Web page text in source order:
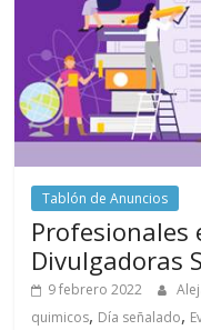
Tablón de Anuncios
Profesionales
Divulgadoras
9 febrero 2022
quimicos, Día señalado,